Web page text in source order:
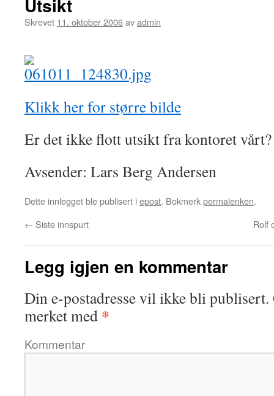
Utsikt
Skrevet 11. oktober 2006avadmin
Klikk her for større bilde
Er det ikke flott utsikt fra kontoret
Avsender: Lars Berg Andersen
Dette innlegget ble publisert iepost. Bokmerkpermalenken.
← Siste innspurt Rolf
Legg igjen en kommentar
Din e-postadresse vil ikke bli publisert.
merket med *
Kommentar